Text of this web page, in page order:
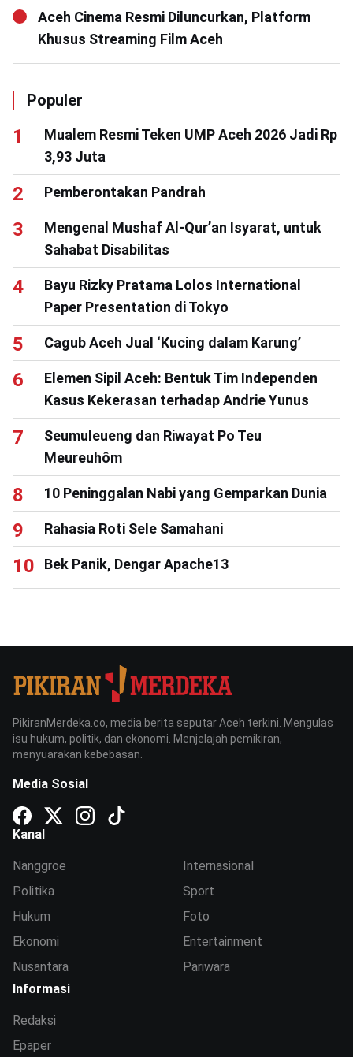
Aceh Cinema Resmi Diluncurkan, Platform
Khusus Streaming Film Aceh
Populer
Mualem Resmi Teken UMP Aceh 2026 Jadi Rp
3,93 Juta
Pemberontakan Pandrah
Mengenal Mushaf Al-Qur’an Isyarat, untuk
Sahabat Disabilitas
Bayu Rizky Pratama Lolos International
Paper Presentation di Tokyo
Cagub Aceh Jual ‘Kucing dalam Karung’
Elemen Sipil Aceh: Bentuk Tim Independen
Kasus Kekerasan terhadap Andrie Yunus
Seumuleueng dan Riwayat Po Teu
Meureuhôm
10 Peninggalan Nabi yang Gemparkan Dunia
Rahasia Roti Sele Samahani
Bek Panik, Dengar Apache13
PikiranMerdeka.co, media berita seputar Aceh terkini. Mengulas
isu hukum, politik, dan ekonomi. Menjelajah pemikiran,
menyuarakan kebebasan.
Media Sosial
Kanal
Nanggroe
Politika
Hukum
Ekonomi
Nusantara
Internasional
Sport
Foto
Entertainment
Pariwara
Informasi
Redaksi
Epaper